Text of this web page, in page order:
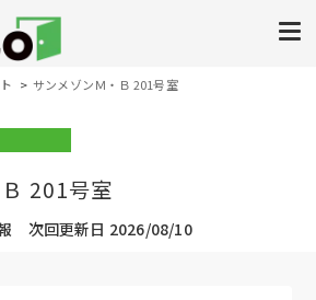
サンメゾンＭ・Ｂ 201号室
201号室
次回更新日 2026/08/10